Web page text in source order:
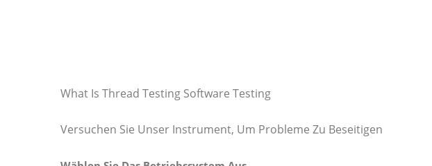
What Is Thread Testing Software Testing
Versuchen Sie Unser Instrument, Um Probleme Zu Beseitigen